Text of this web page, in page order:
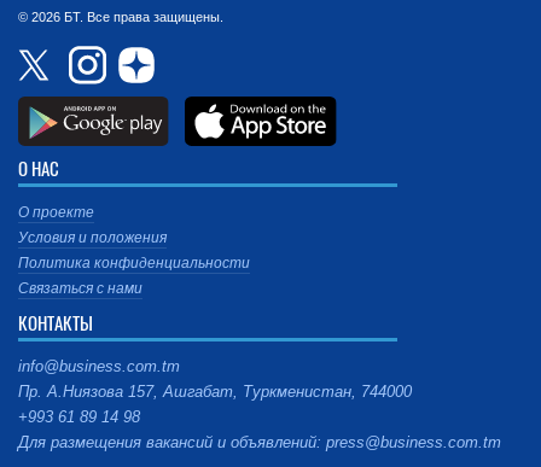
© 2026 БТ. Все права защищены.
О НАС
О проекте
Условия и положения
Политика конфиденциальности
Связаться с нами
КОНТАКТЫ
info@business.com.tm
Пр. А.Ниязова 157, Ашгабат, Туркменистан, 744000
+993 61 89 14 98
Для размещения вакансий и объявлений: press@business.com.tm